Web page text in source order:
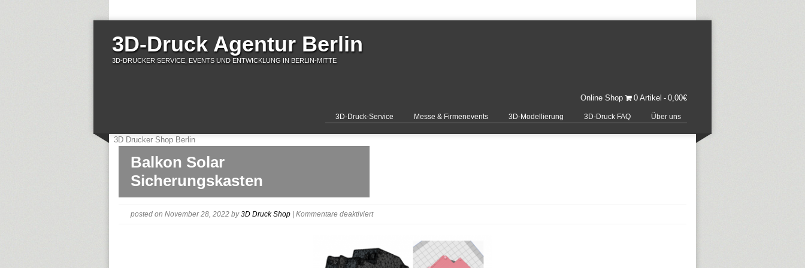
3D-Druck Agentur Berlin
3D-DRUCKER SERVICE, EVENTS UND ENTWICKLUNG IN BERLIN-MITTE
Online Shop 0 Artikel 0,00€
3D-Druck-Service Messe & Firmenevents 3D-Modellierung 3D-Druck FAQ Über uns
3D Drucker Shop Berlin
Balkon Solar
Sicherungskasten
posted on November 28, 2022 by3D Druck Shop Kommentare deaktiviertfür
Balkon
Solar